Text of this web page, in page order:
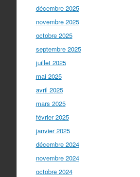
décembre 2025
novembre 2025
octobre 2025
septembre 2025
juillet 2025
mai 2025
avril 2025
mars 2025
février 2025
janvier 2025
décembre 2024
novembre 2024
octobre 2024